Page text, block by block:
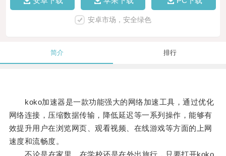
安卓市场，安全绿色
简介 排行
koko加速器是一款功能强大的网络加速工具，通过优化
网络连接，压缩数据传输，降低延迟等一系列操作，能够有
效提升用户在浏览网页、观看视频、在线游戏等方面的上网
速度和流畅度。